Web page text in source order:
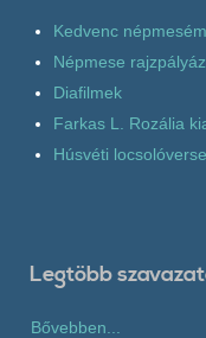
Kedvenc
Népmese
Diafilmek
Farkas L. Rozália
Húsvéti
Legtöbb
Bővebben...